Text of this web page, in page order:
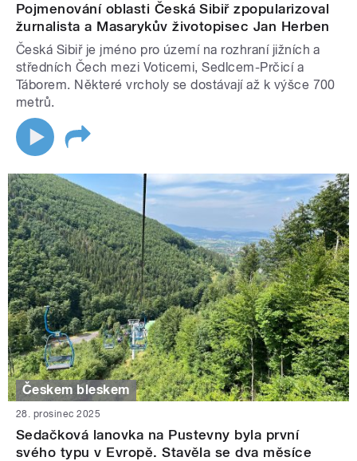
Pojmenování oblasti Česká Sibiř zpopularizoval
žurnalista a Masarykův životopisec Jan Herben
Česká Sibiř je jméno pro území na rozhraní jižních a
středních Čech mezi Voticemi, Sedlcem-Prčicí a
Táborem. Některé vrcholy se dostávají až k výšce 700
metrů.
Českem bleskem
28. prosinec 2025
Sedačková lanovka na Pustevny byla první
svého typu v Evropě. Stavěla se dva měsíce